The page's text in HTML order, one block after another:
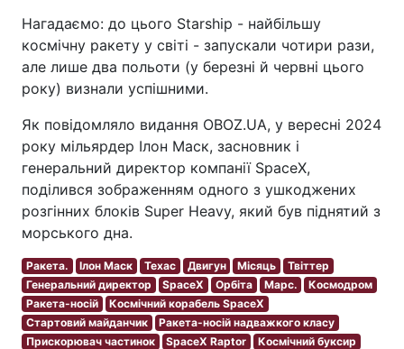
Нагадаємо: до цього Starship - найбільшу
космічну ракету у світі - запускали чотири рази,
але лише два польоти (у березні й червні цього
року) визнали успішними.
Як повідомляло видання OBOZ.UA, у вересні 2024
року мільярдер Ілон Маск, засновник і
генеральний директор компанії SpaceX,
поділився зображенням одного з ушкоджених
розгінних блоків Super Heavy, який був піднятий з
морського дна.
Ракета. Ілон Маск Техас Двигун Місяць
Твіттер
Генеральний директор
SpaceX Орбіта Марс.
Космодром
Ракета-носій
Космічний корабель SpaceX
Стартовий майданчик
Ракета-носій надважкого класу
Прискорювач частинок
SpaceX Raptor Космічний буксир